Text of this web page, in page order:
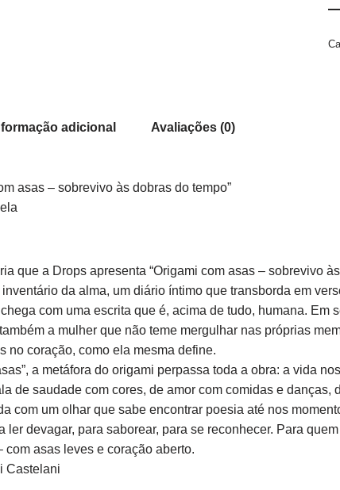
adicional Avaliações (0)
asas – sobrevivo às dobras do tempo”
que a Drops apresenta “Origami com asas – sobrevivo
da alma, um diário íntimo que transborda em
com uma escrita que é, acima de tudo, humana.
a mulher que não teme mergulhar nas próprias
no coração, como ela mesma define.
a metáfora do origami perpassa toda a obra: a vida
de saudade com cores, de amor com comidas e
com um olhar que sabe encontrar poesia até nos
ler devagar, para saborear, para se reconhecer. Para
com asas leves e coração aberto.
Castelani